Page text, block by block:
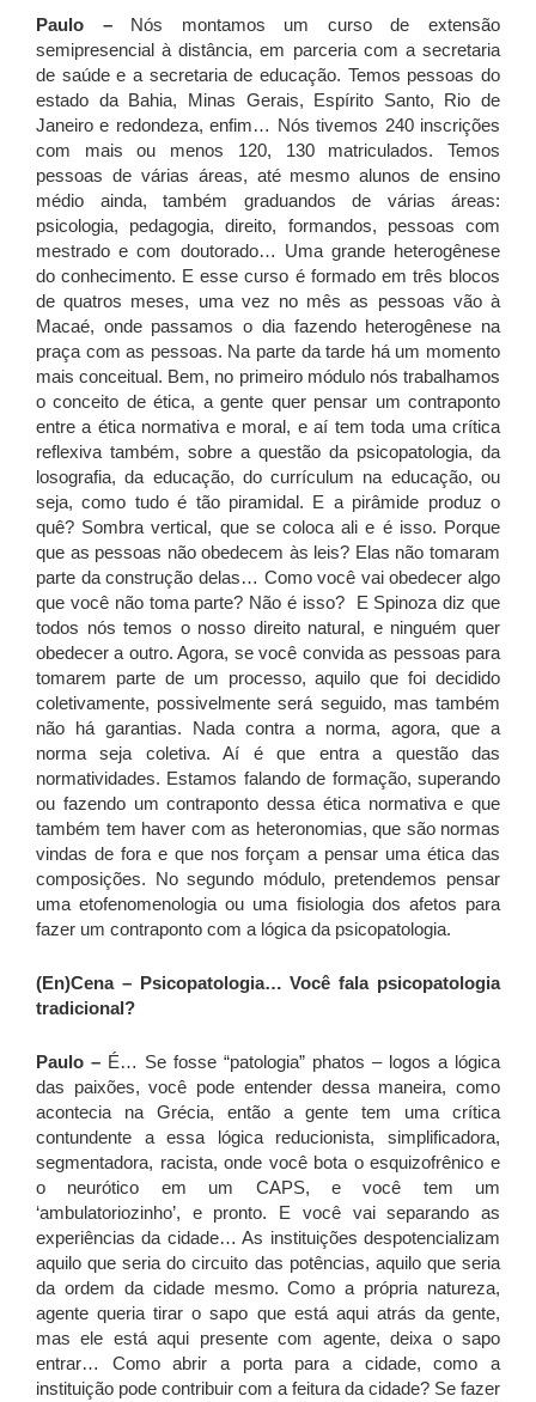
Paulo –Nós montamos um curso de extensão
semipresencial à distância, em parceria com a secretaria
de saúde e a secretaria de educação. Temos pessoas do
estado da Bahia, Minas Gerais, Espírito Santo, Rio de
Janeiro e redondeza, enfim… Nós tivemos 240 inscrições
com mais ou menos 120, 130 matriculados. Temos
pessoas de várias áreas, até mesmo alunos de ensino
médio ainda, também graduandos de várias áreas:
psicologia, pedagogia, direito, formandos, pessoas com
mestrado e com doutorado… Uma grande heterogênese
do conhecimento. E esse curso é formado em três blocos
de quatros meses, uma vez no mês as pessoas vão à
Macaé, onde passamos o dia fazendo heterogênese na
praça com as pessoas. Na parte da tarde há um momento
mais conceitual. Bem, no primeiro módulo nós trabalhamos
o conceito de ética, a gente quer pensar um contraponto
entre a ética normativa e moral, e aí tem toda uma crítica
reflexiva também, sobre a questão da psicopatologia, da
losografia, da educação, do currículum na educação, ou
seja, como tudo é tão piramidal. E a pirâmide produz o
quê? Sombra vertical, que se coloca ali e é isso. Porque
que as pessoas não obedecem às leis? Elas não tomaram
parte da construção delas… Como você vai obedecer algo
que você não toma parte? Não é isso? E Spinoza diz que
todos nós temos o nosso direito natural, e ninguém quer
obedecer a outro. Agora, se você convida as pessoas para
tomarem parte de um processo, aquilo que foi decidido
coletivamente, possivelmente será seguido, mas também
não há garantias. Nada contra a norma, agora, que a
norma seja coletiva. Aí é que entra a questão das
normatividades. Estamos falando de formação, superando
ou fazendo um contraponto dessa ética normativa e que
também tem haver com as heteronomias, que são normas
vindas de fora e que nos forçam a pensar uma ética das
composições. No segundo módulo, pretendemos pensar
uma etofenomenologia ou uma fisiologia dos afetos para
fazer um contraponto com a lógica da psicopatologia.
(En)Cena – Psicopatologia… Você fala psicopatologia
tradicional?
Paulo – É… Se fosse “patologia” phatos – logos a lógica
das paixões, você pode entender dessa maneira, como
acontecia na Grécia, então a gente tem uma crítica
contundente a essa lógica reducionista, simplificadora,
segmentadora, racista, onde você bota o esquizofrênico e
o neurótico em um CAPS, e você tem um
‘ambulatoriozinho’, e pronto. E você vai separando as
experiências da cidade… As instituições despotencializam
aquilo que seria do circuito das potências, aquilo que seria
da ordem da cidade mesmo. Como a própria natureza,
agente queria tirar o sapo que está aqui atrás da gente,
mas ele está aqui presente com agente, deixa o sapo
entrar… Como abrir a porta para a cidade, como a
instituição pode contribuir com a feitura da cidade? Se fazer